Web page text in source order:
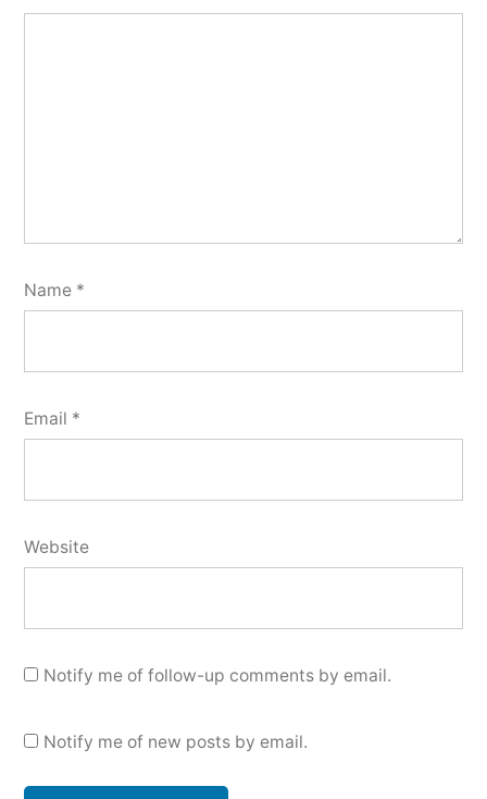
Name *
Email *
Website
Notify me of follow-up comments by email.
Notify me of new posts by email.